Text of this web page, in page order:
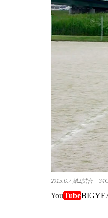
2015.6.7 第2試合
YouTube